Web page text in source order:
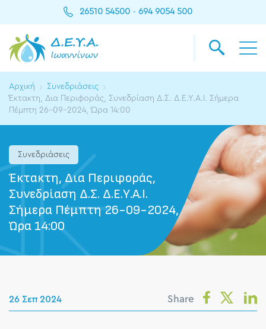
26510 54500 - 694 9054 500
Αρχική
Συνεδριάσεις
Έκτακτη, Δια Περιφοράς, Συνεδρίαση Δ.Σ. Δ.Ε.Υ.Α.Ι. Σήμερα
Πέμπτη 26-09-2024, Ώρα 14:00
Συνεδριάσεις
Έκτακτη, Δια Περιφοράς,
Συνεδρίαση Δ.Σ. Δ.Ε.Υ.Α.Ι.
Σήμερα Πέμπτη 26-09-2024,
Ώρα 14:00
26 Σεπ 2024 Share